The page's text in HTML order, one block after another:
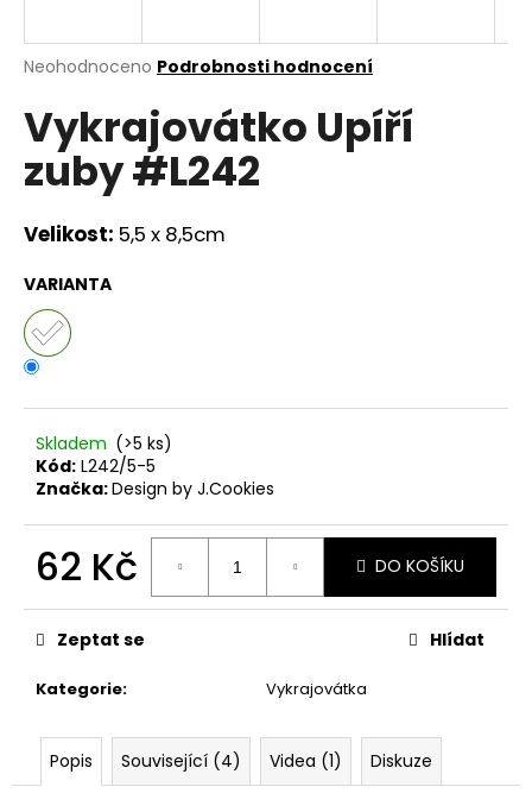
Průměrné
produktu
je
z
hvězdiček.
Neohodnoceno Podrobnosti hodnocení
Vykrajovátko Upíří
zuby #L242
Velikost: 5,5 x 8,5cm
VARIANTA
Skladem (>5 ks)
Kód: L242/5-5
Značka:Design by J.Cookies
62 Kč
cena:
DO KOŠÍKU
Kategorie: Vykrajovátka
Zeptat se Hlídat
Popis Související (4) Videa (1) Diskuze
j
t
?
D
o
p
o
č
u
e
m
33001
ZDOBÍCÍ
SÁČEK